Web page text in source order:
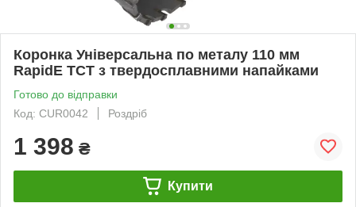
Коронка Універсальна по металу 110 мм
RapidE TCT з твердосплавними напайками
Готово до відправки
Код: CUR0042
Роздріб
1 398 ₴
Купити